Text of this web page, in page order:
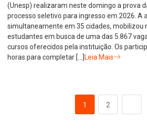
(Unesp) realizaram neste domingo a prova
processo seletivo para ingresso em 2026. A
simultaneamente em 35 cidades, mobilizou
estudantes em busca de uma das 5.867
cursos oferecidos pela instituição. Os
horas para completar […] Leia Mais
1 2